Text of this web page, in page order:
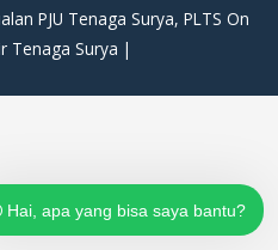
PJU Tenaga Surya, PLTS On
Tenaga Surya |
Hai, apa yang bisa saya bantu?